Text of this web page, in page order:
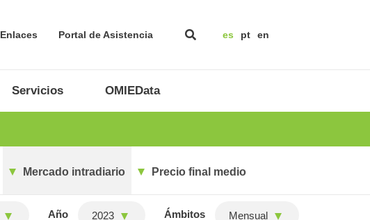
Enlaces Portal de Asistencia es pt en
Servicios OMIEData
Mercado intradiario Precio final medio
Año 2023 Ámbitos Mensual